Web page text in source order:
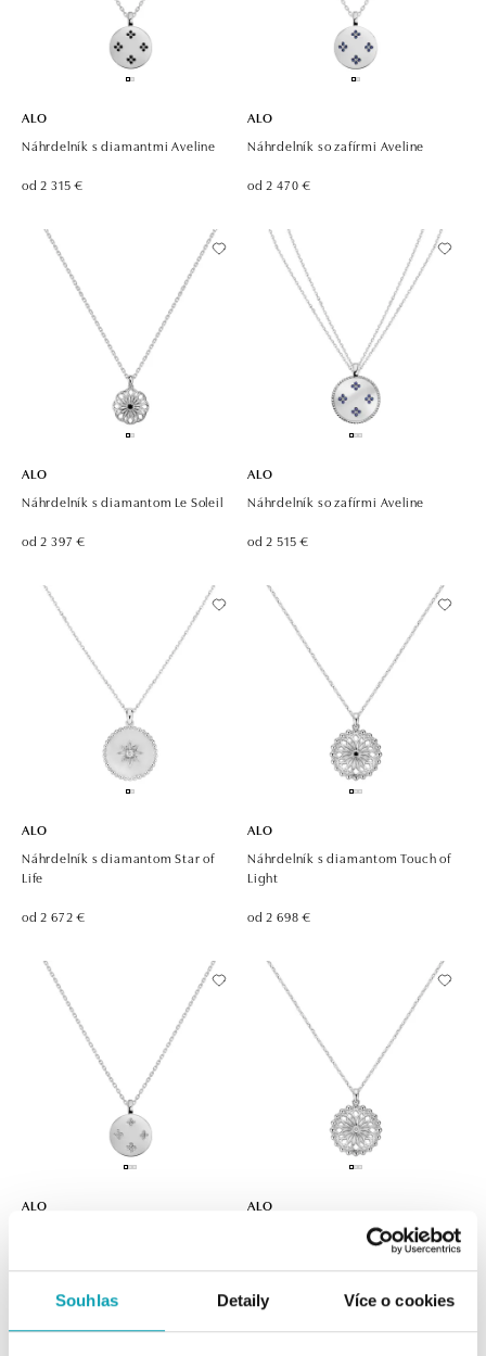
Souhlas Detaily Více o cookies
ALO
Náhrdelník s diamantmi Aveline
od 2 315 €
ALO
Náhrdelník so zafírmi Aveline
od 2 470 €
ALO
Náhrdelník s diamantom Le Soleil
od 2 397 €
ALO
Náhrdelník so zafírmi Aveline
od 2 515 €
ALO
Náhrdelník s diamantom Star of
Life
od 2 672 €
ALO
Náhrdelník s diamantom Touch of
Light
od 2 698 €
ALO
od 2 712 €
ALO
Náhrdelník s diamantom Touch of
od 2 737 €